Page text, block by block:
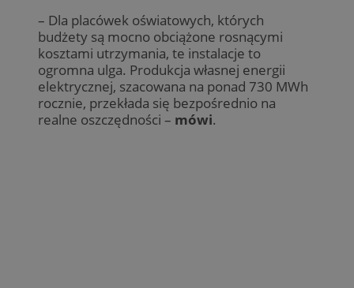
– Dla placówek oświatowych, których
budżety są mocno obciążone rosnącymi
kosztami utrzymania, te instalacje to
ogromna ulga. Produkcja własnej energii
elektrycznej, szacowana na ponad 730 MWh
rocznie, przekłada się bezpośrednio na
realne oszczędności – mówi.